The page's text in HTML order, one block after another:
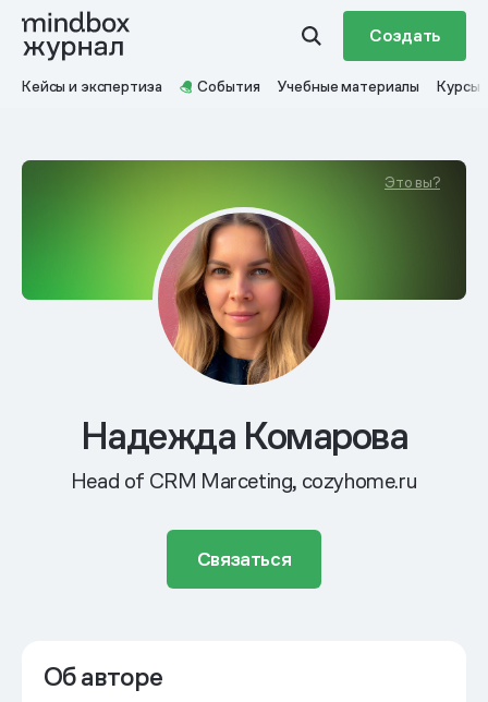
Создать
Кейсы и экспертиза События Учебные материалы Курсы
Это вы?
Надежда Комарова
Head of CRM Marceting, cozyhome.ru
Связаться
Об авторе